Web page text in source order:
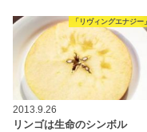
「リヴィングエナジー
2013.9.26
リンゴは生命のシンボル